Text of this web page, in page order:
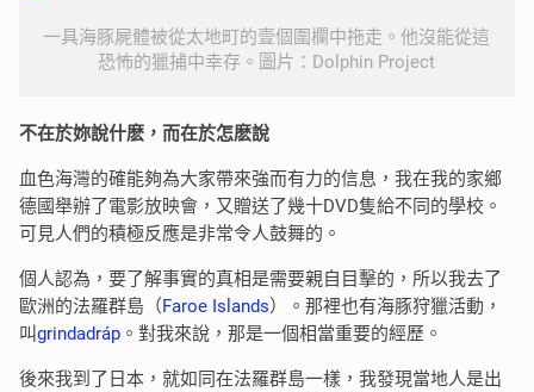
一具海豚屍體被從太地町的壹個圍欄中拖走。他沒能從這
恐怖的獵捕中幸存。圖片：Dolphin Project
不在於妳說什麽，而在於怎麽說
血色海灣的確能夠為大家帶來強而有力的信息，我在我的家鄉
德國舉辦了電影放映會，又贈送了幾十DVD隻給不同的學校。
可見人們的積極反應是非常令人鼓舞的。
個人認為，要了解事實的真相是需要親自目擊的，所以我去了
歐洲的法羅群島（Faroe Islands）。那裡也有海豚狩獵活動，
叫grindadráp 。對我來說，那是一個相當重要的經歷。
後來我到了日本，就如同在法羅群島一樣，我發現當地人是出